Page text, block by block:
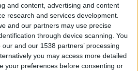
and content, advertising and content
research and services development.
and our partners may use precise
through device scanning. You
and our 1538 partners’ processing
you may access more detailed
your preferences before consenting or
al butlletí
d'El Temps al teu correu: